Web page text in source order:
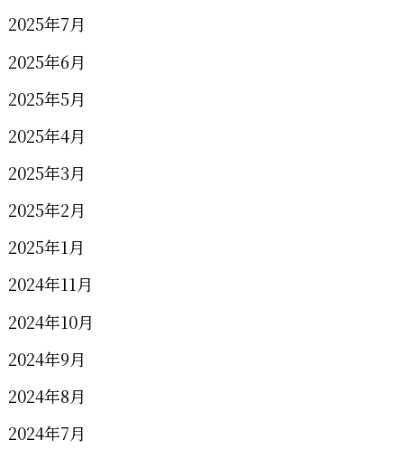
2025年7月
2025年6月
2025年5月
2025年4月
2025年3月
2025年2月
2025年1月
2024年11月
2024年10月
2024年9月
2024年8月
2024年7月